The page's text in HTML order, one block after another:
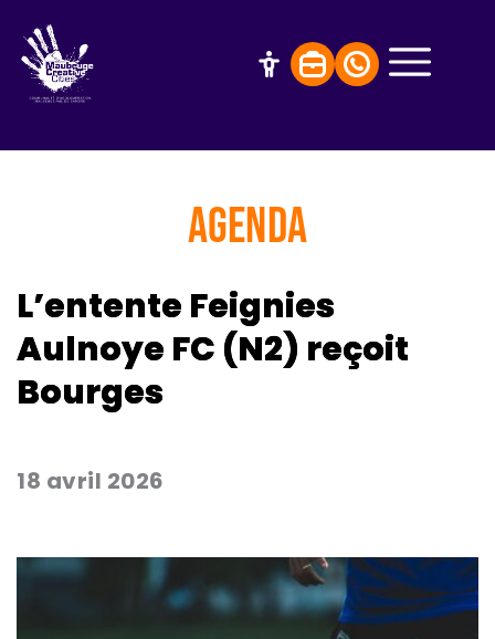
AGENDA
L’entente Feignies
Aulnoye FC (N2) reçoit
Bourges
18 avril 2026